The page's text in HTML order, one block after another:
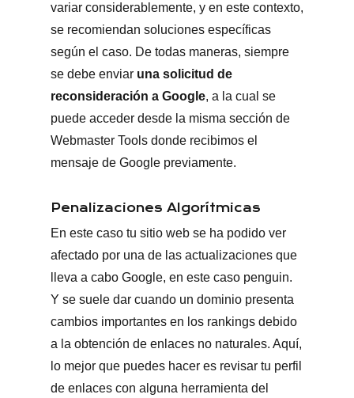
variar considerablemente, y en este contexto,
se recomiendan soluciones específicas
según el caso. De todas maneras, siempre
se debe enviar una solicitud de
reconsideración a Google, a la cual se
puede acceder desde la misma sección de
Webmaster Tools donde recibimos el
mensaje de Google previamente.
Penalizaciones Algorítmicas
En este caso tu sitio web se ha podido ver
afectado por una de las actualizaciones que
lleva a cabo Google, en este caso penguin.
Y se suele dar cuando un dominio presenta
cambios importantes en los rankings debido
a la obtención de enlaces no naturales. Aquí,
lo mejor que puedes hacer es revisar tu perfil
de enlaces con alguna herramienta del